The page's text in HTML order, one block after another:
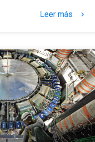
Leer más keyboard_arrow_right